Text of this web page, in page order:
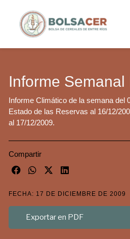
Informe Semanal
Informe Climático de la semana del
Estado de las Reservas al 16/12/
al 17/12/2009.
Compartir
FECHA: 17 DE DICIEMBRE DE 2009
Exportar en PDF